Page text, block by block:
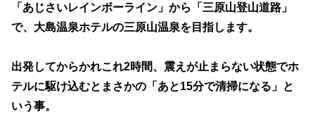
「あじさいレインボーライン」から「三原山登山道路」
で、大島温泉ホテルの三原山温泉を目指します。
出発してからかれこれ2時間、震えが止まらない状態でホ
テルに駆け込むとまさかの「あと15分で清掃になる」と
いう事。